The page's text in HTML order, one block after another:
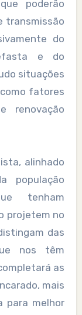
poderão
transmissão
do
e do
situações
fatores
renovação
alinhado
população
tenham
projetem no
das
nos têm
as
mais
para melhor